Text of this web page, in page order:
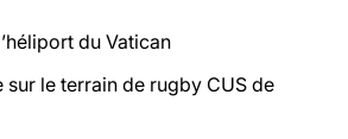
du Vatican
sur le terrain de rugby CUS de